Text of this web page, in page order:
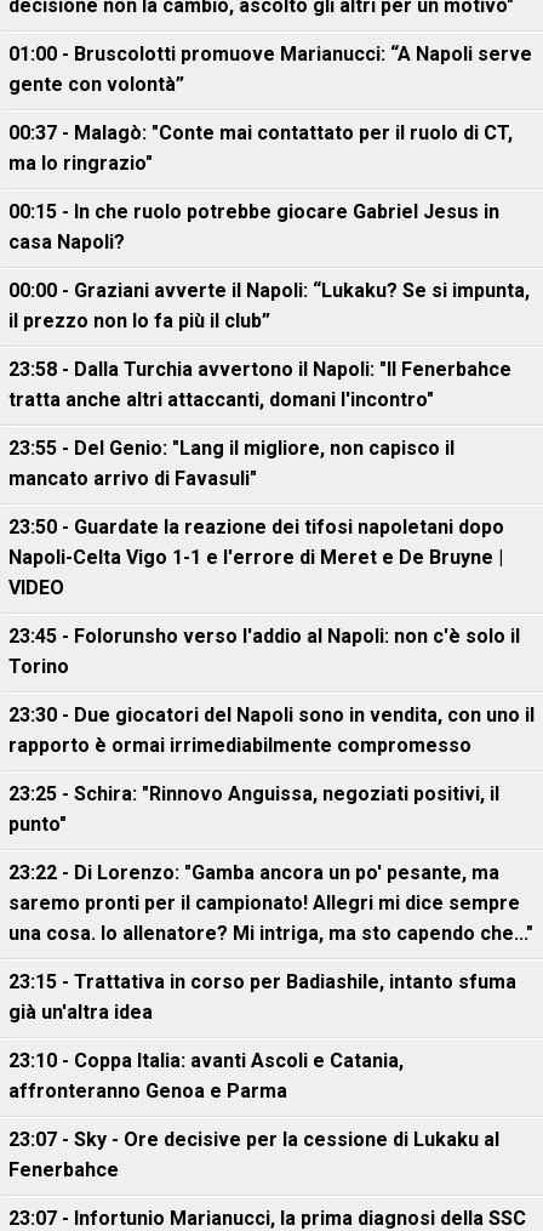
decisione non la cambio, ascolto gli altri per un motivo"
01:00 - Bruscolotti promuove Marianucci: “A Napoli serve
gente con volontà”
00:37 - Malagò: "Conte mai contattato per il ruolo di CT,
ma lo ringrazio"
00:15 - In che ruolo potrebbe giocare Gabriel Jesus in
casa Napoli?
00:00 - Graziani avverte il Napoli: “Lukaku? Se si impunta,
il prezzo non lo fa più il club”
23:58 - Dalla Turchia avvertono il Napoli: "Il Fenerbahce
tratta anche altri attaccanti, domani l'incontro"
23:55 - Del Genio: "Lang il migliore, non capisco il
mancato arrivo di Favasuli"
23:50 - Guardate la reazione dei tifosi napoletani dopo
Napoli-Celta Vigo 1-1 e l'errore di Meret e De Bruyne |
VIDEO
23:45 - Folorunsho verso l'addio al Napoli: non c'è solo il
Torino
23:30 - Due giocatori del Napoli sono in vendita, con uno il
rapporto è ormai irrimediabilmente compromesso
23:25 - Schira: "Rinnovo Anguissa, negoziati positivi, il
punto"
23:22 - Di Lorenzo: "Gamba ancora un po' pesante, ma
saremo pronti per il campionato! Allegri mi dice sempre
una cosa. Io allenatore? Mi intriga, ma sto capendo che..."
23:15 - Trattativa in corso per Badiashile, intanto sfuma
già un'altra idea
23:10 - Coppa Italia: avanti Ascoli e Catania,
affronteranno Genoa e Parma
23:07 - Sky - Ore decisive per la cessione di Lukaku al
Fenerbahce
23:07 - Infortunio Marianucci, la prima diagnosi della SSC